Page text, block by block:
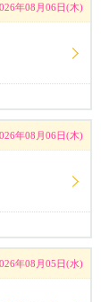
年08月06日(木)
年08月06日(木)
年08月05日(水)